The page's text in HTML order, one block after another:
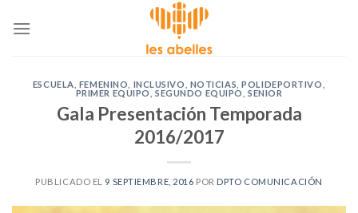
ESCUELA FEMENINO INCLUSIVO NOTICIAS ,POLIDEPORTIVO
PRIMER EQUIPO
,SEGUNDO EQUIPO SENIOR
Gala Presentación Temporada
2016/2017
PUBLICADO EL 9 SEPTIEMBRE, 2016 POR DPTO COMUNICACIÓN